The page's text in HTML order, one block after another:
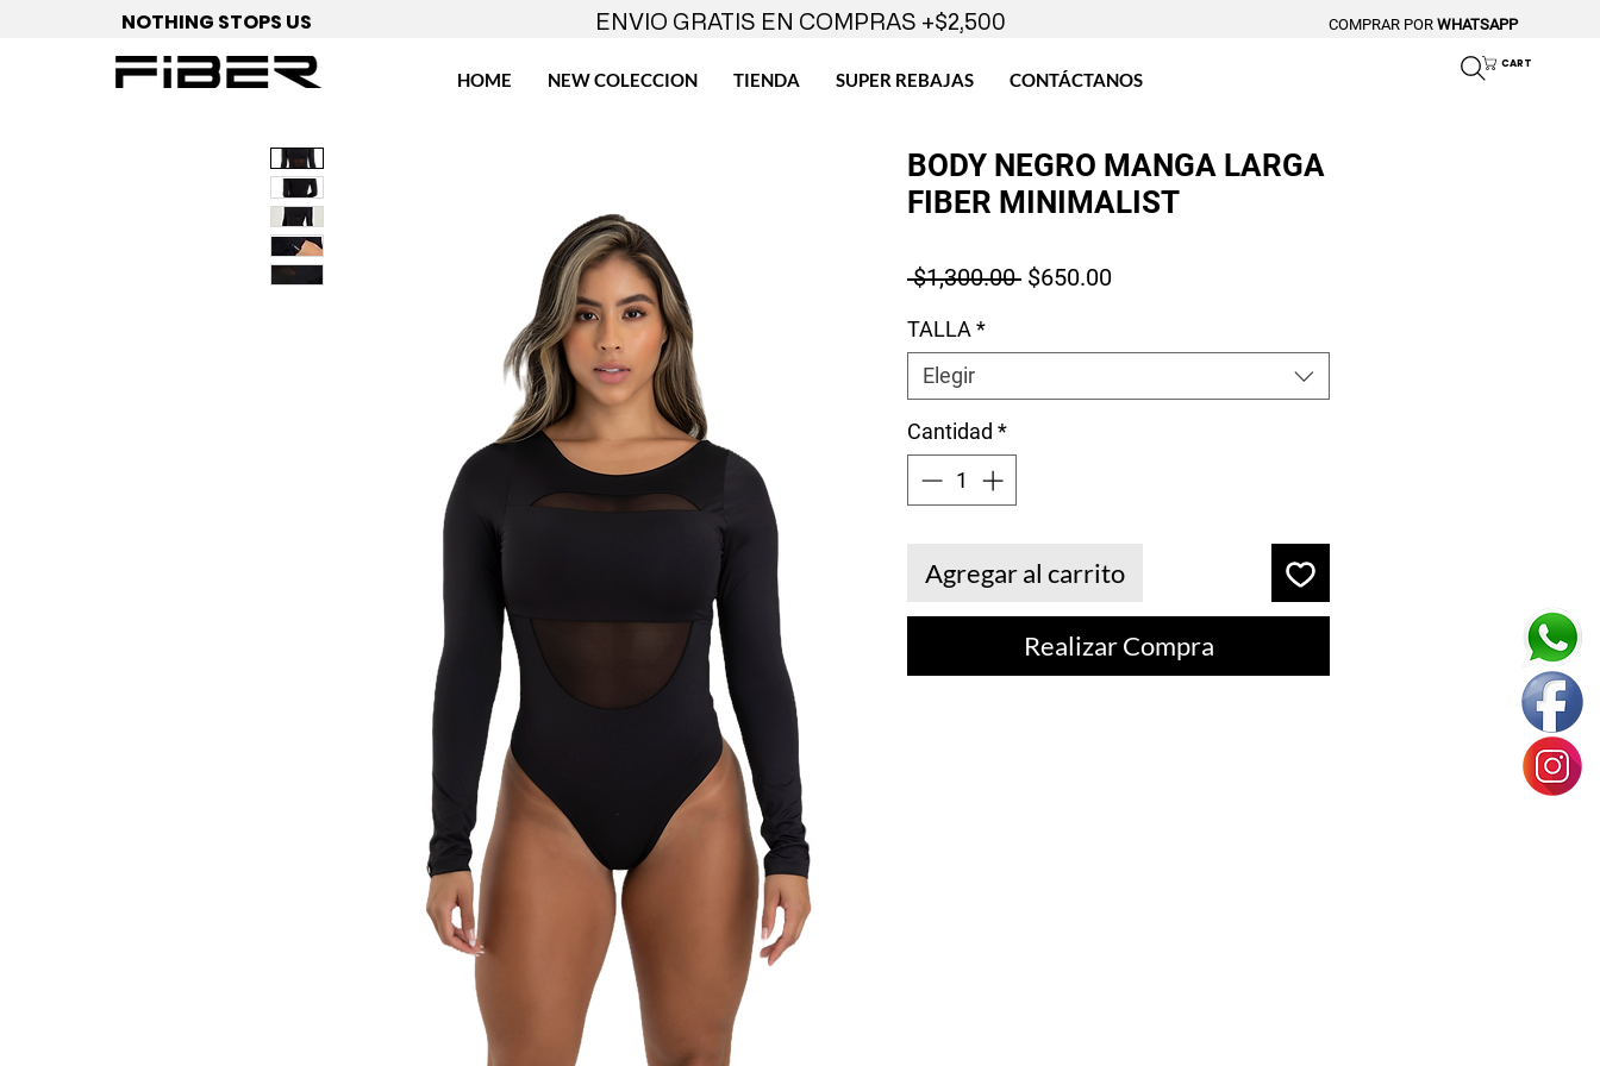
NOTHING STOPS US
HOME NEW COLECCION TIENDA SUPER REBAJAS CONTÁCTANOS
ENVIO GRATIS EN COMPRAS +$2,500
CART
COMPRAR POR WHATSAPP
BODY NEGRO MANGA LARGA
FIBER MINIMALIST
$1,300.00 Precio
$650.00Precio de oferta
TALLA *
Elegir
Cantidad *
Agregar al carrito
Realizar Compra